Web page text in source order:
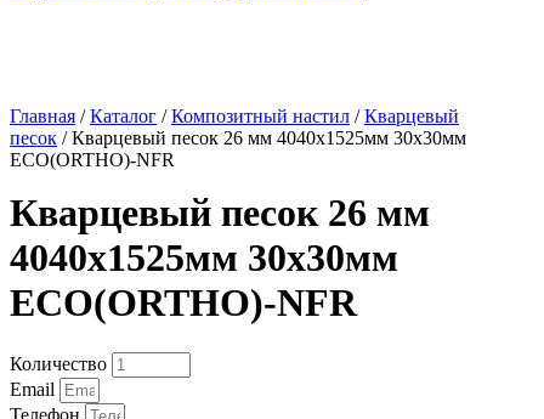
Главная /Каталог /Композитный настил /Кварцевый
песок / Кварцевый песок 26 мм 4040х1525мм 30х30мм
ECO(ORTHO)-NFR
Кварцевый песок 26 мм
4040х1525мм 30х30мм
ECO(ORTHO)-NFR
Количество
Email
Телефон